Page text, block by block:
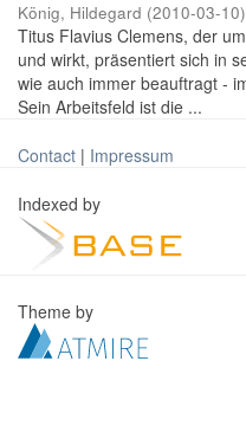
König, Hildegard (2010-03-10)
Titus Flavius Clemens, der
und wirkt, präsentiert sich in
wie auch immer beauftragt -
Sein Arbeitsfeld ist die ...
Contact | Impressum
Indexed by
Theme by